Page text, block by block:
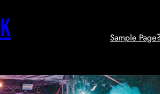
Sample Page